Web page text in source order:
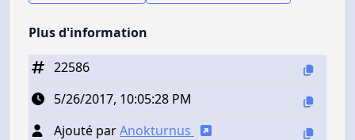
Plus d'information
22586
5/26/2017, 10:05:28 PM
Ajouté parAnokturnus